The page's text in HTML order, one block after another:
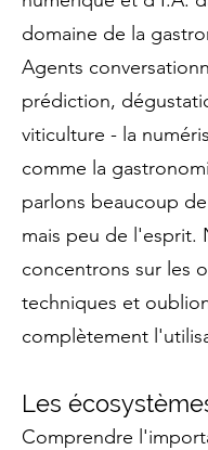
domaine de la
Agents
prédiction,
viticulture - la
comme la
parlons beaucoup
mais peu de l'esprit.
concentrons sur les
techniques et
complètement
Les
Comprendre